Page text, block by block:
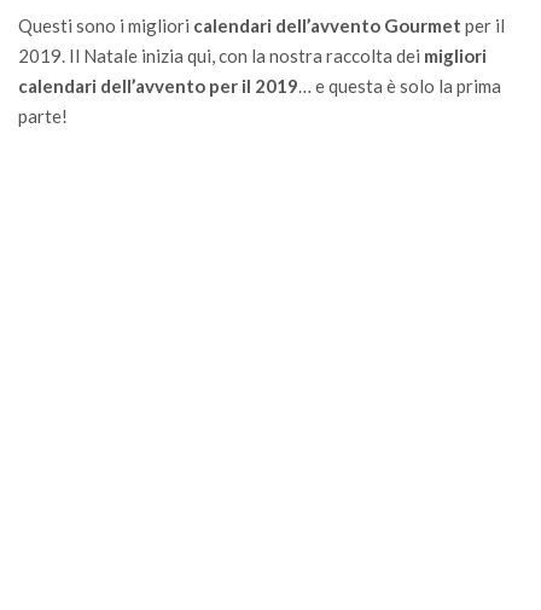
Questi sono i migliori calendari dell’avvento Gourmet per il
2019. Il Natale inizia qui, con la nostra raccolta dei migliori
calendari dell’avvento per il 2019… e questa è solo la prima
parte!